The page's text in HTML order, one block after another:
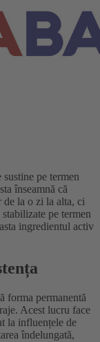
pe termen
înseamnă că
la o zi la alta, ci
pe termen
ingredientul activ
forma permanentă
Acest lucru face
la influențele de
îndelungată,